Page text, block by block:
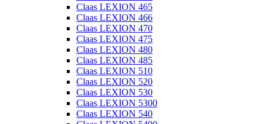
Claas LEXION 465
Claas LEXION 466
Claas LEXION 470
Claas LEXION 475
Claas LEXION 480
Claas LEXION 485
Claas LEXION 510
Claas LEXION 520
Claas LEXION 530
Claas LEXION 5300
Claas LEXION 540